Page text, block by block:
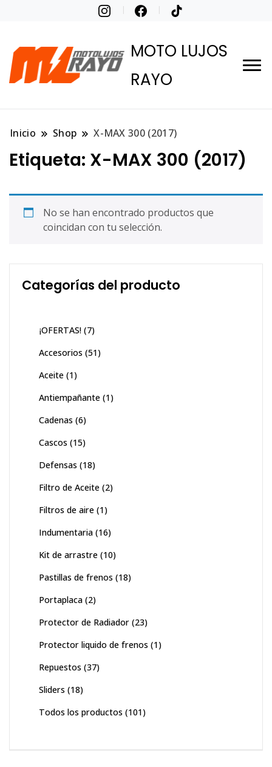
MOTO LUJOS
RAYO
Inicio Shop X-MAX 300 (2017)
Etiqueta: X-MAX 300 (2017)
No se han encontrado productos que
coincidan con tu selección.
Categorías del producto
¡OFERTAS! (7)
Accesorios (51)
Aceite (1)
Antiempañante (1)
Cadenas (6)
Cascos (15)
Defensas (18)
Filtro de Aceite (2)
Filtros de aire (1)
Indumentaria (16)
Kit de arrastre (10)
Pastillas de frenos (18)
Portaplaca (2)
Protector de Radiador (23)
Protector liquido de frenos (1)
Repuestos (37)
Sliders (18)
Todos los productos (101)